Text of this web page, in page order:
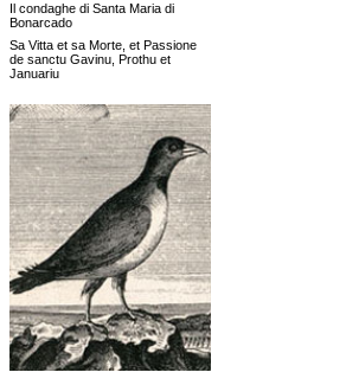
Il condaghe di Santa Maria di
Bonarcado
Sa Vitta et sa Morte, et Passione
de sanctu Gavinu, Prothu et
Januariu